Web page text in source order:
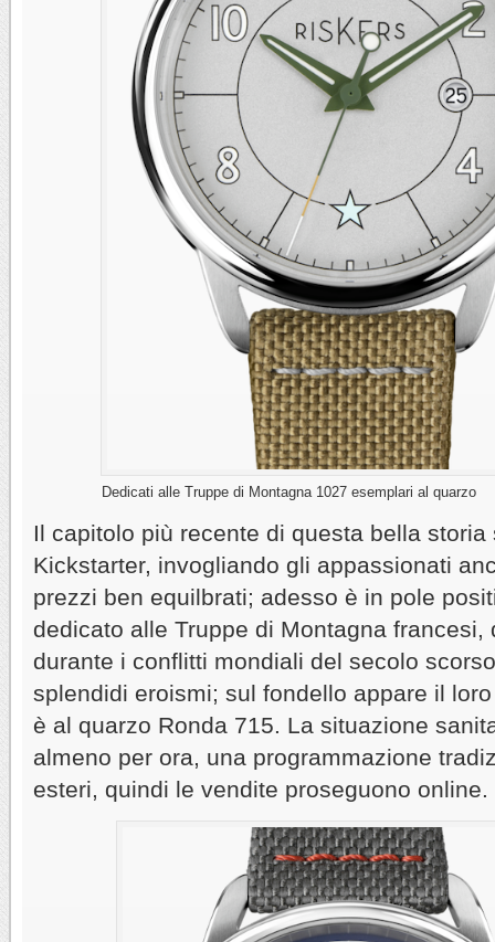
Dedicati alle Truppe di Montagna 1027 esemplari al quarzo
Il capitolo più recente di questa bella
Kickstarter, invogliando gli appassionati
prezzi ben equilbrati; adesso è in pole
dedicato alle Truppe di Montagna francesi,
durante i conflitti mondiali del secolo
splendidi eroismi; sul fondello appare il
è al quarzo Ronda 715. La situazione
almeno per ora, una programmazione
esteri, quindi le vendite proseguono online.